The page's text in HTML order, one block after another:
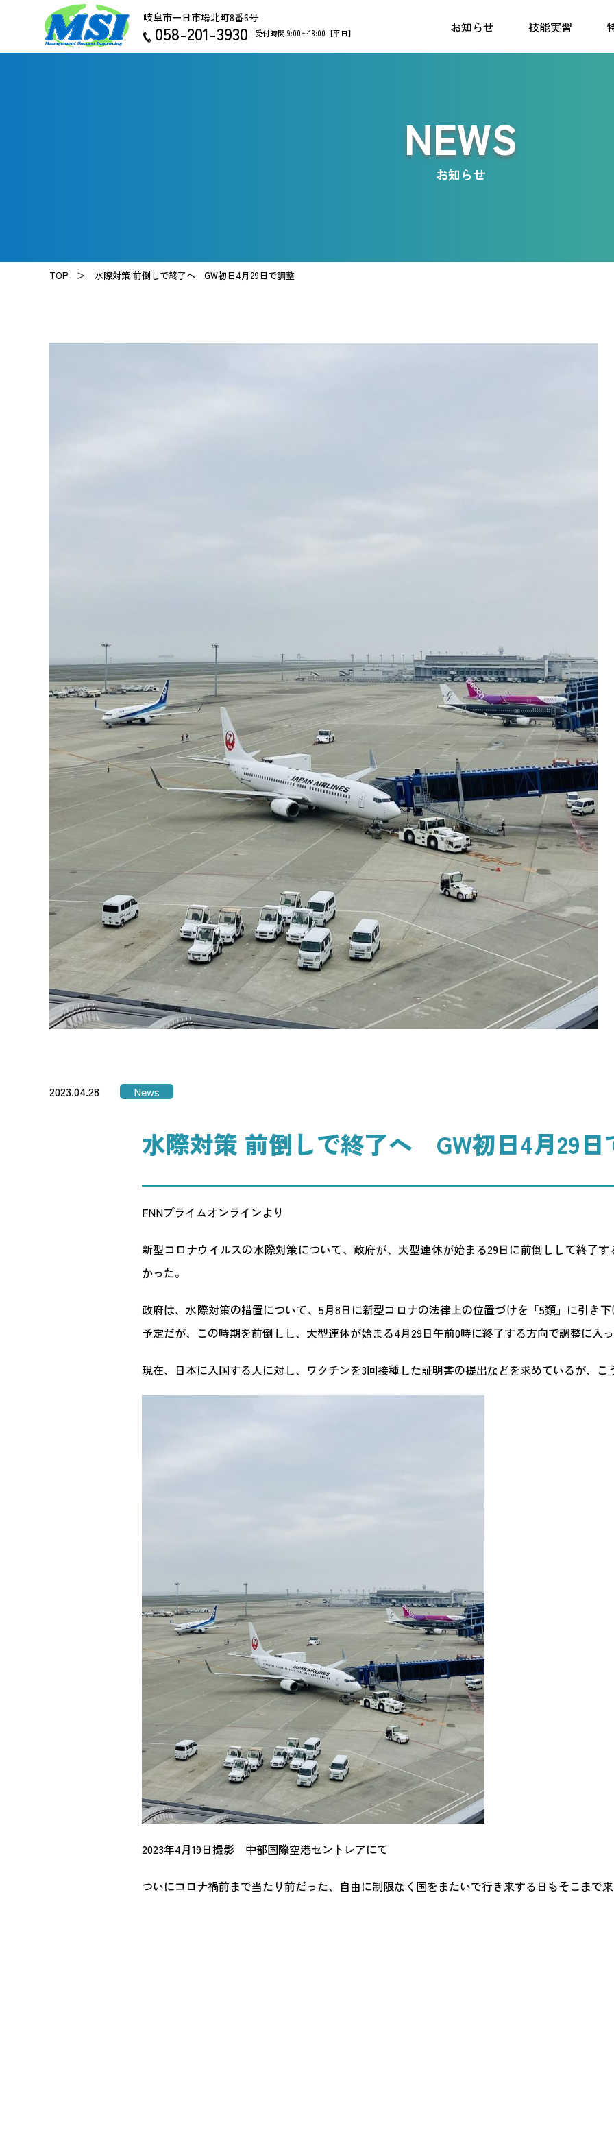
岐阜市一日市場北町8番6号
058-201-3930 受付時間 9:00〜18:00【平日】 お知らせ 技能実習
NEWS
お知らせ
TOP ＞ 水際対策 前倒しで終了へ GW初日4月29日で調整
2023.04.28 News
水際対策 前倒しで終了へ GW初日4月29日
FNNプライムオンラインより
新型コロナウイルスの水際対策について、政府が、大型連休が始まる29日に前倒しして終了
かった。
政府は、水際対策の措置について、5月8日に新型コロナの法律上の位置づけを「5類」に引き
予定だが、この時期を前倒しし、大型連休が始まる4月29日午前0時に終了する方向で調整に入
現在、日本に入国する人に対し、ワクチンを3回接種した証明書の提出などを求めているが、
2023年4月19日撮影 中部国際空港セントレアにて
ついにコロナ禍前まで当たり前だった、自由に制限なく国をまたいで行き来する日もそこまで